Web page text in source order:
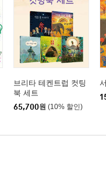
브리타 테켄트럽 컷팅
북 세트
65,700원 (10% 할인)